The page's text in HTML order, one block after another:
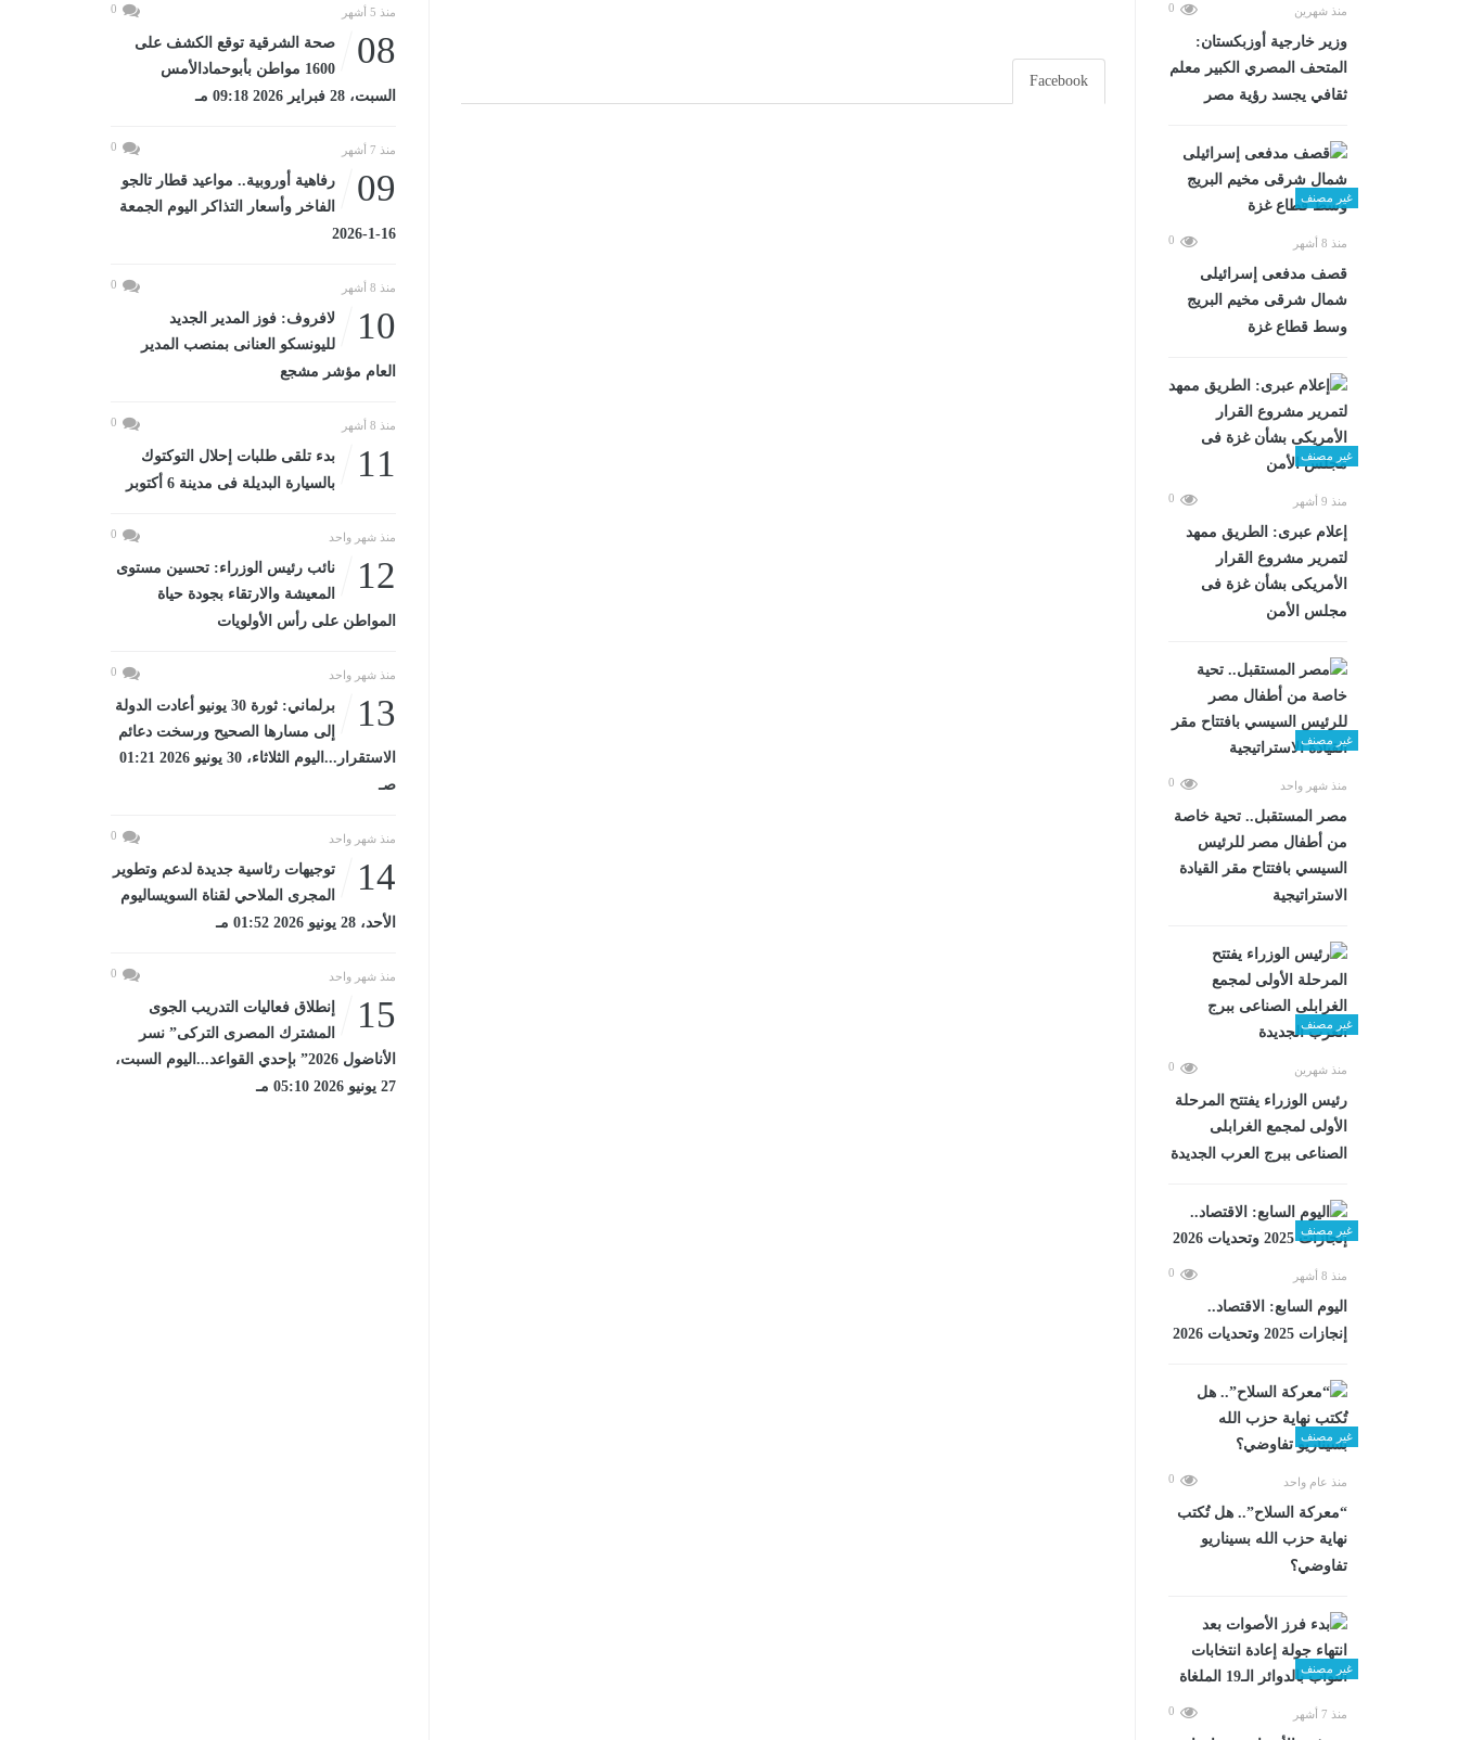
منذ شهرين 0
وزير خارجية أوزبكستان:
المتحف المصري الكبير معلم
ثقافي يجسد رؤية مصر
غير مصنف
منذ 8 أشهر 0
قصف مدفعى إسرائيلى
شمال شرقى مخيم البريج
وسط قطاع غزة
غير مصنف
منذ 9 أشهر 0
إعلام عبرى: الطريق ممهد
لتمرير مشروع القرار
الأمريكى بشأن غزة فى
مجلس الأمن
غير مصنف
منذ شهر واحد 0
مصر المستقبل.. تحية خاصة
من أطفال مصر للرئيس
السيسي بافتتاح مقر القيادة
الاستراتيجية
غير مصنف
منذ شهرين 0
رئيس الوزراء يفتتح المرحلة
الأولى لمجمع الغرابلى
الصناعى ببرج العرب الجديدة
غير مصنف
منذ 8 أشهر 0
اليوم السابع: الاقتصاد..
إنجازات 2025 وتحديات 2026
غير مصنف
منذ عام واحد 0
“معركة السلاح”.. هل تُكتب
نهاية حزب الله بسيناريو
تفاوضي؟
غير مصنف
منذ 7 أشهر 0
Facebook
منذ 5 أشهر 0
08
صحة الشرقية توقع الكشف على
1600 مواطن بأبوحمادالأمس
السبت، 28 فبراير 2026 09:18 مـ
منذ 7 أشهر 0
09
رفاهية أوروبية.. مواعيد قطار تالجو
الفاخر وأسعار التذاكر اليوم الجمعة
16-1-2026
منذ 8 أشهر 0
10
لافروف: فوز المدير الجديد
لليونسكو العنانى بمنصب المدير
العام مؤشر مشجع
منذ 8 أشهر 0
11
بدء تلقى طلبات إحلال التوكتوك
بالسيارة البديلة فى مدينة 6 أكتوبر
منذ شهر واحد 0
12
نائب رئيس الوزراء: تحسين مستوى
المعيشة والارتقاء بجودة حياة
المواطن على رأس الأولويات
منذ شهر واحد 0
13
برلماني: ثورة 30 يونيو أعادت الدولة
إلى مسارها الصحيح ورسخت دعائم
الاستقرار...اليوم الثلاثاء، 30 يونيو 2026 01:21
صـ
منذ شهر واحد 0
14
توجيهات رئاسية جديدة لدعم وتطوير
المجرى الملاحي لقناة السويساليوم
الأحد، 28 يونيو 2026 01:52 مـ
منذ شهر واحد 0
15
إنطلاق فعاليات التدريب الجوى
المشترك المصرى التركى” نسر
الأناضول 2026” بإحدي القواعد...اليوم السبت،
27 يونيو 2026 05:10 مـ